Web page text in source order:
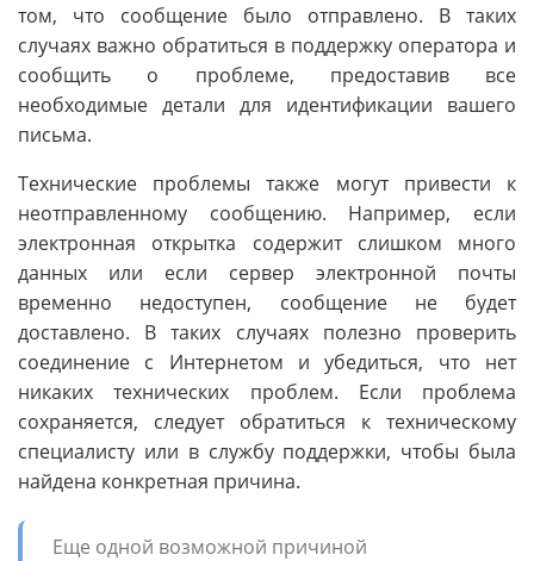
том, что сообщение было отправлено. В таких
случаях важно обратиться в поддержку оператора и
сообщить о проблеме, предоставив все
необходимые детали для идентификации вашего
письма.
Технические проблемы также могут привести к
неотправленному сообщению. Например, если
электронная открытка содержит слишком много
данных или если сервер электронной почты
временно недоступен, сообщение не будет
доставлено. В таких случаях полезно проверить
соединение с Интернетом и убедиться, что нет
никаких технических проблем. Если проблема
сохраняется, следует обратиться к техническому
специалисту или в службу поддержки, чтобы была
найдена конкретная причина.
Еще одной возможной причиной